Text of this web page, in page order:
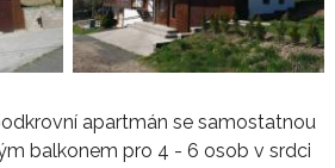
apartmán se samostatnou
balkonem pro 4 - 6 osob v srdci